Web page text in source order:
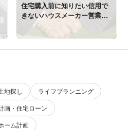
住宅購入前に知りたい信用で
きないハウスメーカー営業マ
ンの見分け方
地探し
ライフプランニング
画・住宅ローン
ーム計画